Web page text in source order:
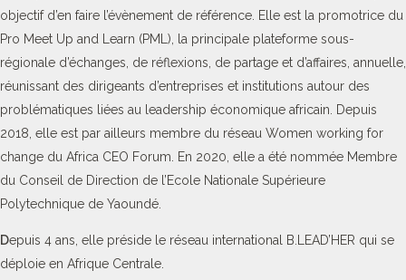
objectif d’en faire l’évènement de référence. Elle est la promotrice du
Pro Meet Up and Learn (PML), la principale plateforme sous-
régionale d’échanges, de réflexions, de partage et d’affaires, annuelle,
réunissant des dirigeants d’entreprises et institutions autour des
problématiques liées au leadership économique africain. Depuis
2018, elle est par ailleurs membre du réseau Women working for
change du Africa CEO Forum. En 2020, elle a été nommée Membre
du Conseil de Direction de l’Ecole Nationale Supérieure
Polytechnique de Yaoundé.
Depuis 4 ans, elle préside le réseau international B.LEAD’HER qui se
déploie en Afrique Centrale.